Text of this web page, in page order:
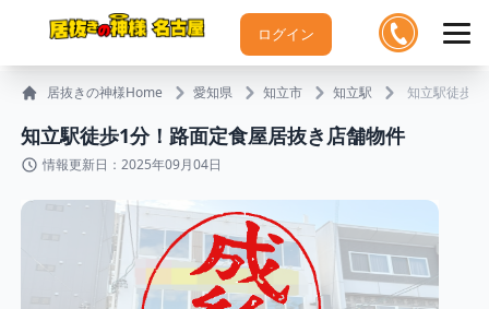
ログイン
居抜きの神様Home 愛知県 知立市 知立駅 知立駅徒歩1
知立駅徒歩1分！路面定食屋居抜き店舗物件
情報更新日：2025年09月04日